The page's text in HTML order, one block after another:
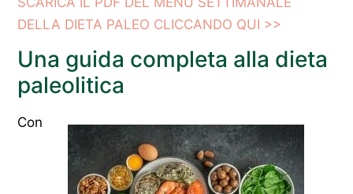
DELLA DIETA PALEO CLICCANDO QUI >>
Una guida completa alla dieta
paleolitica
Con